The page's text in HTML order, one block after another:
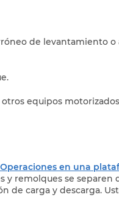
de levantamiento o
equipos
en una
y remolques se separen
de carga y descarga.